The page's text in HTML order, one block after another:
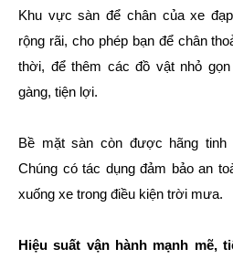
Khu vực sàn để chân của xe
rộng rãi, cho phép bạn để chân
thời, để thêm các đồ vật nhỏ
gàng, tiện lợi.
Bề mặt sàn còn được hãng
Chúng có tác dụng đảm bảo an
xuống xe trong điều kiện trời mưa.
Hiệu suất vận hành mạnh mẽ,